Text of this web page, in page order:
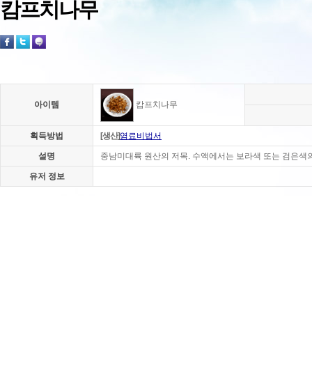
캄프치나무
아이템 캄프치나무
획득방법 [생산]염료비법서
설명 중남미대륙 원산의 저목. 수액에서는 보라색 또는 검은색
유저 정보